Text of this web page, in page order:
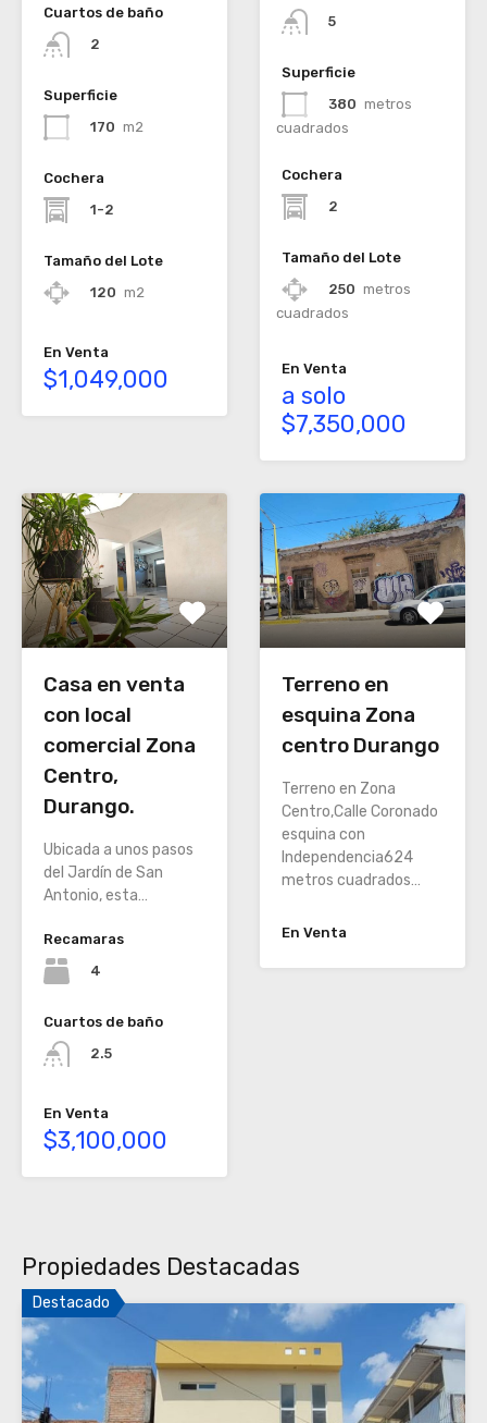
Cuartos de baño
2
Superficie
170 m2
Cochera
1-2
Tamaño del Lote
120 m2
En Venta
$1,049,000
5
Superficie
380 metros
cuadrados
Cochera
2
Tamaño del Lote
250 metros
cuadrados
En Venta
a solo
$7,350,000
Casa en venta
con local
comercial Zona
Centro,
Durango.
Ubicada a unos pasos
del Jardín de San
Antonio, esta…
Recamaras
4
Cuartos de baño
2.5
En Venta
$3,100,000
Terreno en
esquina Zona
centro Durango
Terreno en Zona
Centro,Calle Coronado
esquina con
Independencia624
metros cuadrados…
En Venta
Propiedades Destacadas
Destacado